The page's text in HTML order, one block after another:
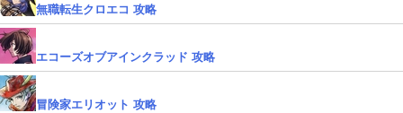
無職転生クロエコ 攻略
エコーズオブアインクラッド 攻略
冒険家エリオット 攻略